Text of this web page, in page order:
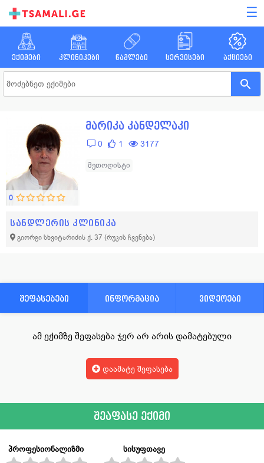
☰
ექიმები კლინიკები წამლები სერვისები აქციები
0
მარიკა კანდელაკი
0 1 3177
მეთოდისტი
სანდლერის კლინიკა
გიორგი სხვიტარიძის ქ. 37 (რუკის ჩვენება)
შეფასებები ინფორმაცია ვიდეოები
ამ ექიმზე შეფასება ჯერ არ არის დამატებული
დაამატე შეფასება
შეაფასე ექიმი
პროფესიონალიზმი სისუფთავე